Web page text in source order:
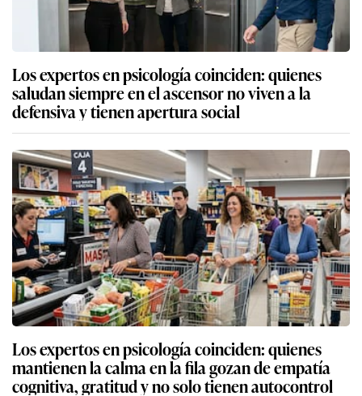
Los expertos en psicología coinciden: quienes
saludan siempre en el ascensor no viven a la
defensiva y tienen apertura social
Los expertos en psicología coinciden: quienes
mantienen la calma en la fila gozan de empatía
cognitiva, gratitud y no solo tienen autocontrol